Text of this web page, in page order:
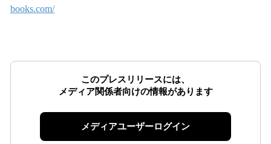
books.com/
このプレスリリースには、
メディア関係者向けの情報があります
メディアユーザーログイン